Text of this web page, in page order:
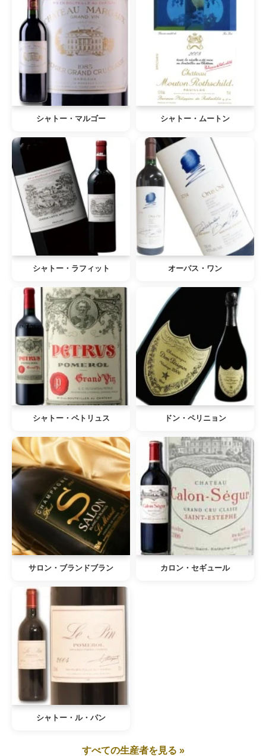
シャトー・マルゴー シャトー・ムートン
シャトー・ラフィット オーパス・ワン
シャトー・ペトリュス ドン・ペリニョン
サロン・ブランドブラン カロン・セギュール
シャトー・ル・パン
すべての生産者を見る »